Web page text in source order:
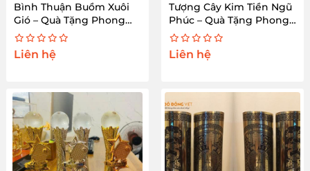
Bình Thuận Buồm Xuôi
Gió – Quà Tặng Phong
Thủy Cao Cấp
Liên hệ
Tượng Cây Kim Tiền Ngũ
Phúc – Quà Tặng Phong
Thủy Cao Cấp
Liên hệ